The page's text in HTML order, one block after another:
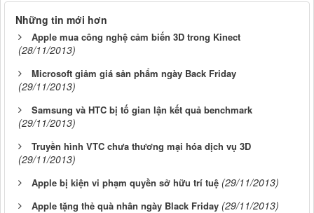
Những tin mới hơn
Apple mua công nghệ cảm biến 3D trong Kinect
(28/11/2013)
Microsoft giảm giá sản phẩm ngày Back Friday
(29/11/2013)
Samsung và HTC bị tố gian lận kết quả benchmark
(29/11/2013)
Truyền hình VTC chưa thương mại hóa dịch vụ 3D
(29/11/2013)
Apple bị kiện vi phạm quyền sở hữu trí tuệ (29/11/2013)
Apple tặng thẻ quà nhân ngày Black Friday (29/11/2013)